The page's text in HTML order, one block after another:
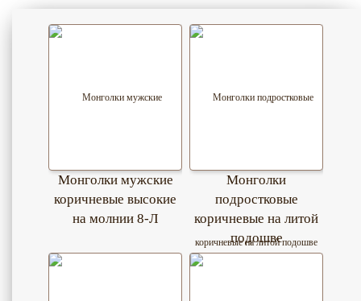
Монголки мужские
коричневые высокие
на молнии 8-Л
Монголки
подростковые
коричневые на литой
подошве